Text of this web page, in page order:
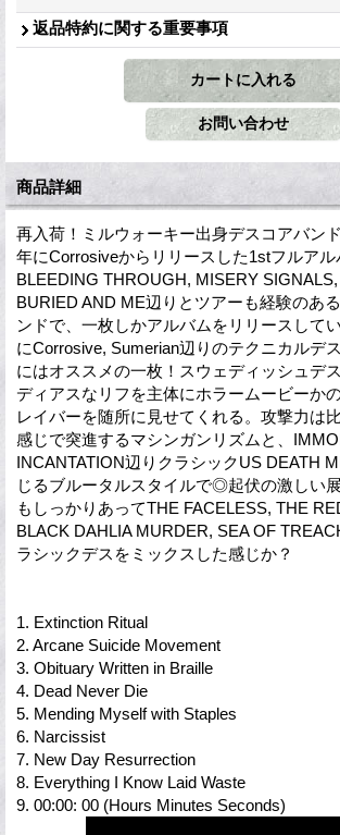
返品特約に関する重要事項
商品詳細
再入荷！ミルウォーキー出身デスコアバン
年にCorrosiveからリリースした1stフルアル
BLEEDING THROUGH, MISERY
BURIED AND ME辺りとツアーも経験のあ
ンドで、一枚しかアルバムをリリースして
にCorrosive, Sumerian辺りのテクニカルデ
にはオススメの一枚！スウェディッシュデ
ディアスなリフを主体にホラームービーか
レイバーを随所に見せてくれる。攻撃力は
感じで突進するマシンガンリズムと、
INCANTATION辺りクラシックUS DEATH
じるブルータルスタイルで◎起伏の激しい
もしっかりあってTHE FACELESS, THE
BLACK DAHLIA MURDER, SEA OF
ラシックデスをミックスした感じか？
1. Extinction Ritual
2. Arcane Suicide Movement
3. Obituary Written in Braille
4. Dead Never Die
5. Mending Myself with Staples
6. Narcissist
7. New Day Resurrection
8. Everything I Know Laid Waste
9. 00:00: 00 (Hours Minutes Seconds)